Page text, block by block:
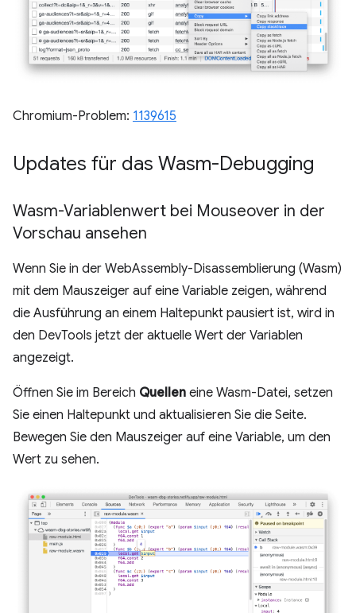
Chromium-Problem: 1139615
Updates für das Wasm-Debugging
Wasm-Variablenwert bei Mouseover in der
Vorschau ansehen
Wenn Sie in der WebAssembly-Disassemblierung (Wasm)
mit dem Mauszeiger auf eine Variable zeigen, während
die Ausführung an einem Haltepunkt pausiert ist, wird in
den DevTools jetzt der aktuelle Wert der Variablen
angezeigt.
Öffnen Sie im Bereich Quellen eine Wasm-Datei, setzen
Sie einen Haltepunkt und aktualisieren Sie die Seite.
Bewegen Sie den Mauszeiger auf eine Variable, um den
Wert zu sehen.